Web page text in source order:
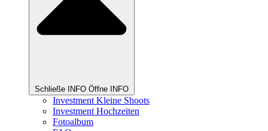
Schließe INFO Öffne INFO
Investment Kleine Shoots
Investment Hochzeiten
Fotoalbum